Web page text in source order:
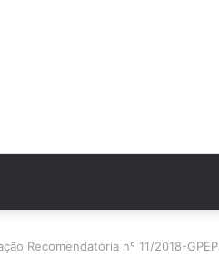
Recomendatória nº 11/2018-